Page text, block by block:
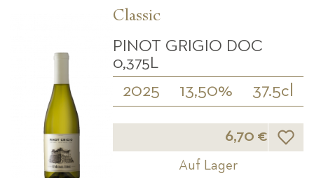
Classic
PINOT GRIGIO DOC
0,375L
2025 13,50% 37.5cl
6,70 €
Auf Lager